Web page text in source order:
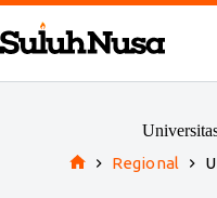
Skip
to
content
Regional